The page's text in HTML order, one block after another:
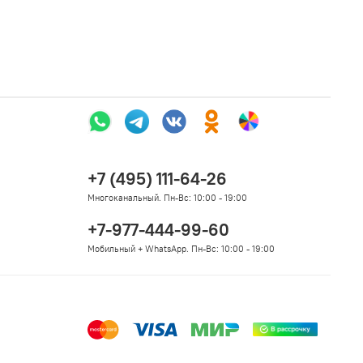
+7 (495) 111-64-26
Многоканальный. Пн-Вс: 10:00 - 19:00
+7-977-444-99-60
Мобильный + WhatsApp. Пн-Вс: 10:00 - 19:00